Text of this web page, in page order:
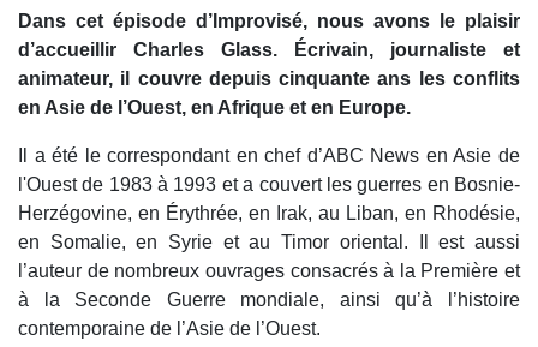
35
minutes,
0
Dans cet épisode d’Improvisé, nous avons le plaisir
d’accueillir Charles Glass. Écrivain, journaliste et
animateur, il couvre depuis cinquante ans les conflits
en Asie de l’Ouest, en Afrique et en Europe.
Il a été le correspondant en chef d’ABC News en Asie de
l'Ouest de 1983 à 1993 et a couvert les guerres en Bosnie-
Herzégovine, en Érythrée, en Irak, au Liban, en Rhodésie,
en Somalie, en Syrie et au Timor oriental. Il est aussi
l’auteur de nombreux ouvrages consacrés à la Première et
à la Seconde Guerre mondiale, ainsi qu’à l’histoire
contemporaine de l’Asie de l’Ouest.